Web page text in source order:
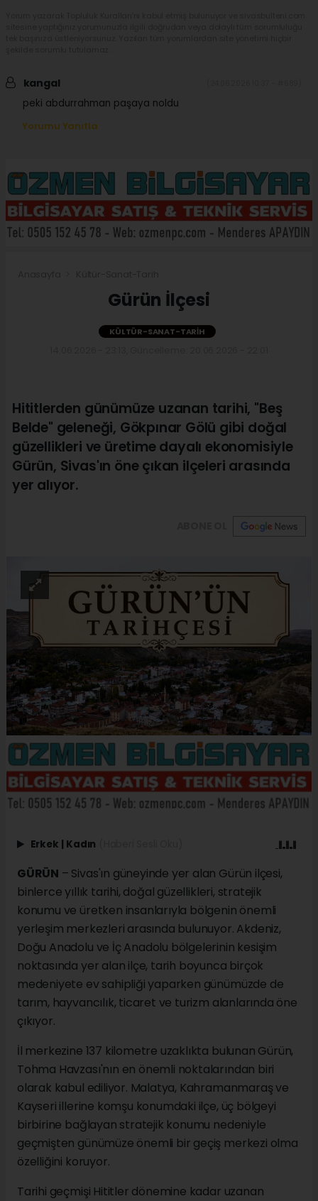
kangal
peki abdurrahman paşaya noldu
Yorumu Yanıtla
Gürün İlçesi
KÜLTÜR-SANAT-TARIH
Hititlerden günümüze uzanan tarihi, "Beş
Belde" geleneği, Gökpınar Gölü gibi doğal
güzellikleri ve üretime dayalı ekonomisiyle
Gürün, Sivas'ın öne çıkan ilçeleri arasında
yer alıyor.
Erkek Kadın
GÜRÜN – Sivas'ın güneyinde yer alan Gürün ilçesi,
binlerce yıllık tarihi, doğal güzellikleri, stratejik
konumu ve üretken insanlarıyla bölgenin önemli
yerleşim merkezleri arasında bulunuyor. Akdeniz,
Doğu Anadolu ve İç Anadolu bölgelerinin kesişim
noktasında yer alan ilçe, tarih boyunca birçok
medeniyete ev sahipliği yaparken günümüzde de
tarım, hayvancılık, ticaret ve turizm alanlarında öne
çıkıyor.
İl merkezine 137 kilometre uzaklıkta bulunan Gürün,
Tohma Havzası'nın en önemli noktalarından biri
olarak kabul ediliyor. Malatya, Kahramanmaraş ve
Kayseri illerine komşu konumdaki ilçe, üç bölgeyi
birbirine bağlayan stratejik konumu nedeniyle
geçmişten günümüze önemli bir geçiş merkezi olma
özelliğini koruyor.
Tarihi geçmişi Hititler dönemine kadar uzanan